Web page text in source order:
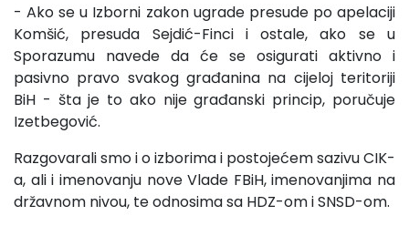
- Ako se u Izborni zakon ugrade presude po apelaciji
Komšić, presuda Sejdić-Finci i ostale, ako se u
Sporazumu navede da će se osigurati aktivno i
pasivno pravo svakog građanina na cijeloj teritoriji
BiH - šta je to ako nije građanski princip, poručuje
Izetbegović.
Razgovarali smo i o izborima i postojećem sazivu CIK-
a, ali i imenovanju nove Vlade FBiH, imenovanjima na
državnom nivou, te odnosima sa HDZ-om i SNSD-om.